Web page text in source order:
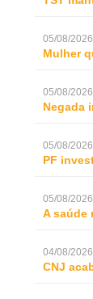
05/08/
Mulher
05/08/
Negada
05/08/
PF
05/08/
A saúde
04/08/
CNJ